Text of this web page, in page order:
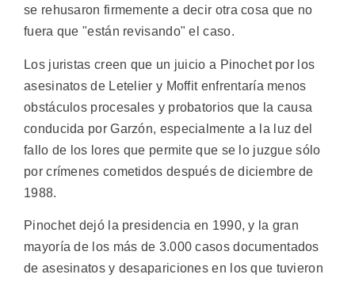
se rehusaron firmemente a decir otra cosa que no
fuera que "están revisando" el caso.
Los juristas creen que un juicio a Pinochet por los
asesinatos de Letelier y Moffit enfrentaría menos
obstáculos procesales y probatorios que la causa
conducida por Garzón, especialmente a la luz del
fallo de los lores que permite que se lo juzgue sólo
por crímenes cometidos después de diciembre de
1988.
Pinochet dejó la presidencia en 1990, y la gran
mayoría de los más de 3.000 casos documentados
de asesinatos y desapariciones en los que tuvieron